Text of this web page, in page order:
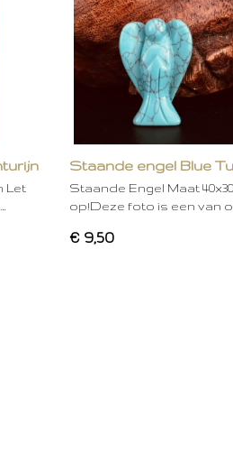
Let
Staande engel Blue
Staande Engel Maat
op!Deze foto is een van
€ 9,50